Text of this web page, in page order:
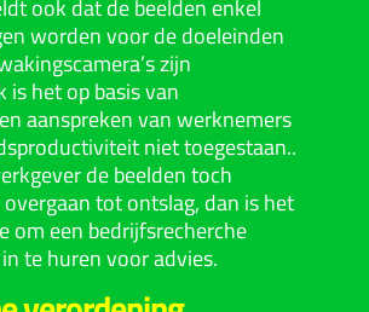
ook dat de beelden enkel
worden voor de doeleinden
zijn
is het op basis van
aanspreken van werknemers
niet toegestaan..
de beelden toch
tot ontslag, dan is het
om een bedrijfsrecherche
te huren voor advies.